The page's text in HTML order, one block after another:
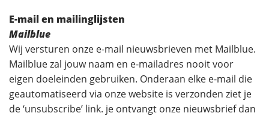
E-mail en mailinglijsten
Mailblue
Wij versturen onze e-mail nieuwsbrieven met Mailblue.
Mailblue zal jouw naam en e-mailadres nooit voor
eigen doeleinden gebruiken. Onderaan elke e-mail die
geautomatiseerd via onze website is verzonden ziet je
de ‘unsubscribe’ link. je ontvangt onze nieuwsbrief dan